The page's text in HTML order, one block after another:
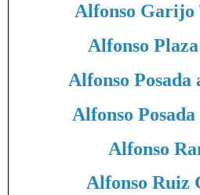
Alfonso Garijo
Alfonso
Alfonso Posada
Alfonso Posada
Alfonso
Alfonso Ruiz